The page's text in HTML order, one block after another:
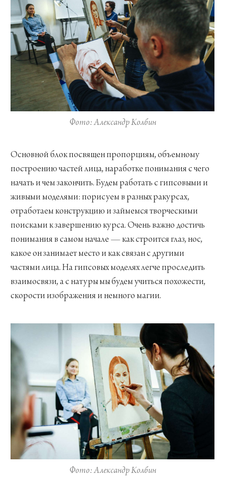
Фото: Александр Колбин
Основной блок посвящен пропорциям, объемному
построению частей лица, наработке понимания с чего
начать и чем закончить. Будем работать с гипсовыми и
живыми моделями: порисуем в разных ракурсах,
отработаем конструкцию и займемся творческими
поисками к завершению курса. Очень важно достичь
понимания в самом начале — как строится глаз, нос,
какое он занимает место и как связан с другими
частями лица. На гипсовых моделях легче проследить
взаимосвязи, а с натуры мы будем учиться похожести,
скорости изображения и немного магии.
Фото: Александр Колбин